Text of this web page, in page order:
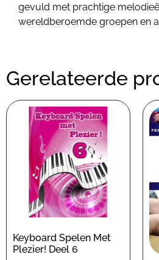
gevuld met prachtige
wereldberoemde groepen en
Gerelateerde
Keyboard Spelen Met
Plezier! Deel 6